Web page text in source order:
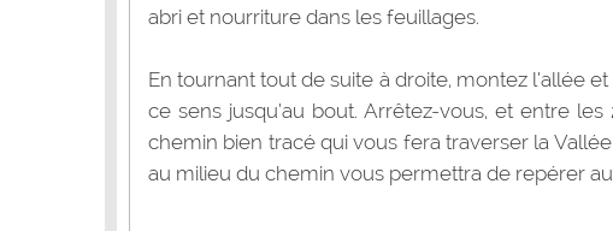
abri et nourriture dans les feuillages.
En tournant tout de suite à droite, montez l’allée
ce sens jusqu’au bout. Arrêtez-vous, et entre
chemin bien tracé qui vous fera traverser la
au milieu du chemin vous permettra de repérer